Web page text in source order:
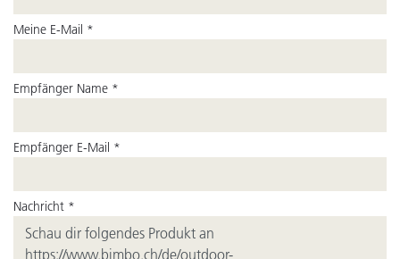
Meine E-Mail *
Empfänger Name *
Empfänger E-Mail *
Nachricht *